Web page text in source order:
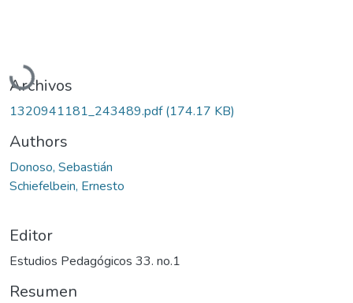
Cargando...
Archivos
1320941181_243489.pdf(174.17 KB)
Authors
Donoso, Sebastián
Schiefelbein, Ernesto
Editor
Estudios Pedagógicos 33. no.1
Resumen